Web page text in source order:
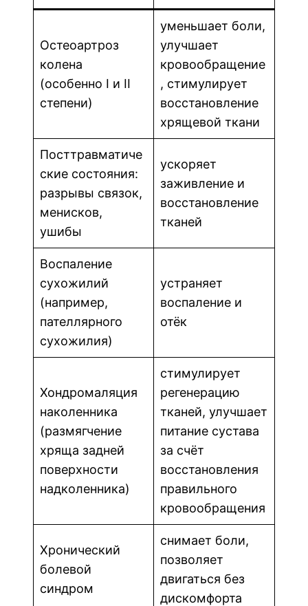
Остеоартроз
колена
(особенно I и II
степени)
уменьшает боли,
улучшает
кровообращение
, стимулирует
восстановление
хрящевой ткани
Посттравматиче
ские состояния:
разрывы связок,
менисков,
ушибы
ускоряет
заживление и
восстановление
тканей
Воспаление
сухожилий
(например,
пателлярного
сухожилия)
устраняет
воспаление и
отёк
Хондромаляция
наколенника
(размягчение
хряща задней
поверхности
надколенника)
стимулирует
регенерацию
тканей, улучшает
питание сустава
за счёт
восстановления
правильного
кровообращения
Хронический
болевой
синдром
снимает боли,
позволяет
двигаться без
дискомфорта